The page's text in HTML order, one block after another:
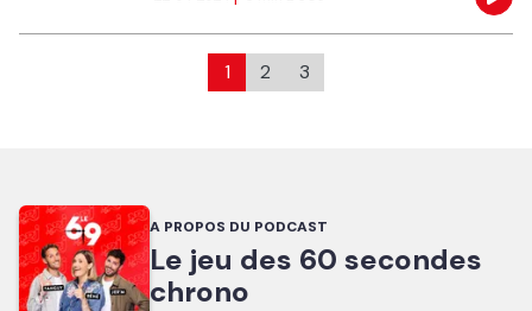
1 2 3
A PROPOS DU PODCAST
Le jeu des 60 secondes
chrono